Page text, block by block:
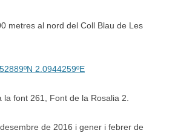
metres al nord del Coll Blau de Les
2.0944259ºE
font 261, Font de la Rosalia 2.
de 2016 i gener i febrer de